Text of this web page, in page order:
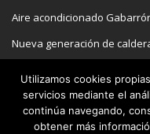
Utilizamos cookies
servicios mediante el
continúa navegando,
obtener más
Aire acondicionado
Nueva generación de
COPYRIGHT 2020 |